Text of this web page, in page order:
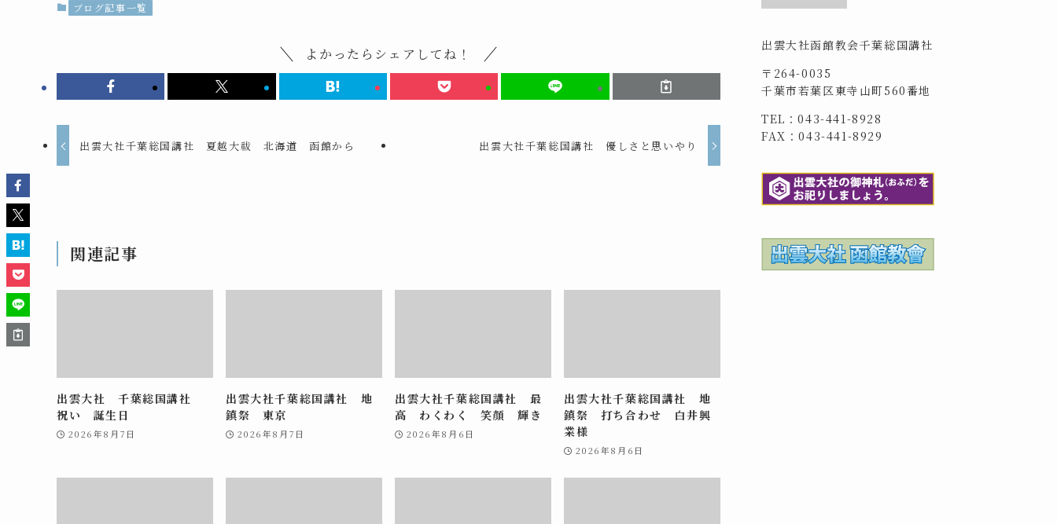
ブログ記事一覧
よかったらシェアしてね！
出雲大社千葉総国講社 夏越大祓 北海道 函館から 出雲大社千葉総国講社 優しさと思いやり
関連記事
出雲大社 千葉総国講社
祝い 誕生日
2026年8月7日
出雲大社千葉総国講社 地
鎮祭 東京
2026年8月7日
出雲大社千葉総国講社 最
高 わくわく 笑顔 輝き
2026年8月6日
出雲大社千葉総国講社 地
鎮祭 打ち合わせ 白井興
業様
2026年8月6日
出雲大社函館教会千葉総国講社
〒264-0035
千葉市若葉区東寺山町560番地
TEL：043-441-8928
FAX：043-441-8929